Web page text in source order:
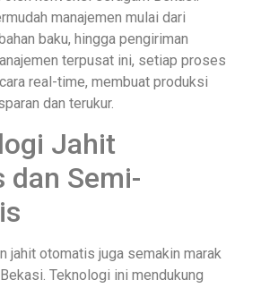
manajemen mulai dari
baku, hingga pengiriman
terpusat ini, setiap proses
real-time, membuat produksi
dan terukur.
Jahit
dan Semi-
jahit otomatis juga semakin marak
Teknologi ini mendukung